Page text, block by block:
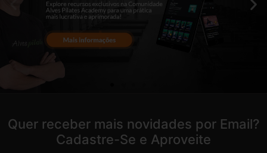
Quer receber mais novidades por Email?
Cadastre-Se e Aproveite